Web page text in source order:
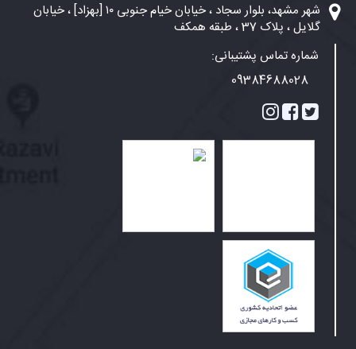
شهر مشهد، بلوار سجاد ، خیابان خیام جنوبی ۱۰ [بهزاد] ، خیابان
گلایل ، پلاک 37 ، طبقه همکف
شماره تماس پشتیبانی:
09384688028